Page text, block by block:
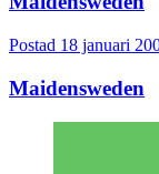
Postad 18 januari
Maidensweden